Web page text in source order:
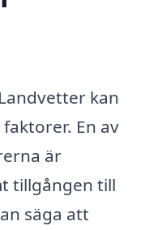
kan
En av
är
tillgången till
säga att